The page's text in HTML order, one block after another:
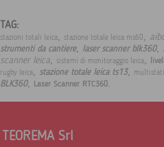
TAG:
stazioni totali leica, stazione totale leica ms60,
strumenti da cantiere, laser scanner blk360,
scanner leica, sistemi di monitoraggio leica,
rugby leica, stazione totale leica ts13,
BLK360, Laser Scanner RTC360.
TEOREMA Srl